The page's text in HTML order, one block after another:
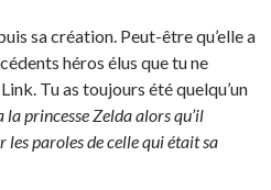
sa création. Peut-être qu’elle a
héros élus que tu ne
Tu as toujours été quelqu’un
princesse Zelda alors qu’il
paroles de celle qui était sa